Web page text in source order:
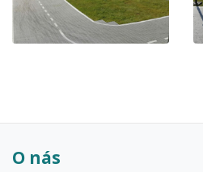
O nás